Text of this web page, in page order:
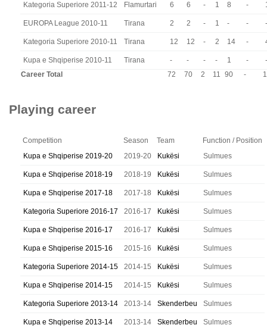
Kategoria Superiore 2011-12 Flamurtari 6 6 - 1 8 -
EUROPA League 2010-11 Tirana 2 2 - 1 - - -
Kategoria Superiore 2010-11 Tirana 12 12 - 2 14 -
Kupa e Shqiperise 2010-11 Tirana - - - - 1 -
-
Career Total
72 70 2 11 90 -
Playing career
Competition Season Team
Function / Position
Kupa e Shqiperise 2019-20
2019-20 Kukësi Sulmues
Kupa e Shqiperise 2018-19 2018-19 Kukësi Sulmues
Kupa e Shqiperise 2017-18 2017-18 Kukësi Sulmues
Kategoria Superiore 2016-17 2016-17 Kukësi Sulmues
Kupa e Shqiperise 2016-17 2016-17 Kukësi Sulmues
Kupa e Shqiperise 2015-16 2015-16 Kukësi Sulmues
Kategoria Superiore 2014-15 2014-15 Kukësi Sulmues
Kupa e Shqiperise 2014-15 2014-15 Kukësi Sulmues
Kategoria Superiore 2013-14 2013-14 Skenderbeu Sulmues
Kupa e Shqiperise 2013-14 2013-14 Skenderbeu Sulmues